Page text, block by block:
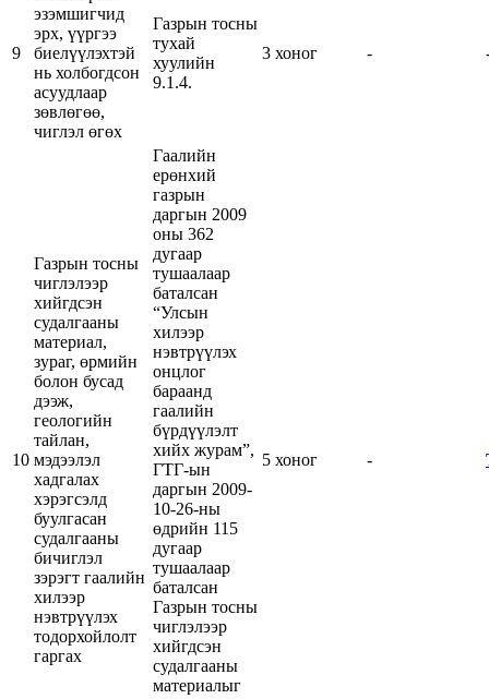
9
эзэмшигчид
эрх, үүргээ
биелүүлэхтэй
нь холбогдсон
асуудлаар
зөвлөгөө,
чиглэл өгөх
Газрын тосны
тухай
хуулийн
9.1.4.
3 хоног -
10
Газрын тосны
чиглэлээр
хийгдсэн
судалгааны
материал,
зураг, өрмийн
болон бусад
дээж,
геологийн
тайлан,
мэдээлэл
хадгалах
хэрэгсэлд
буулгасан
судалгааны
бичиглэл
зэрэгт гаалийн
хилээр
нэвтрүүлэх
тодорхойлолт
гаргах
Гаалийн
ерөнхий
газрын
даргын 2009
оны 362
дугаар
тушаалаар
баталсан
“Улсын
хилээр
нэвтрүүлэх
онцлог
бараанд
гаалийн
бүрдүүлэлт
хийх журам”,
ГТГ-ын
даргын 2009-
10-26-ны
өдрийн 115
дугаар
тушаалаар
баталсан
Газрын тосны
чиглэлээр
хийгдсэн
судалгааны
материалыг
5 хоног -